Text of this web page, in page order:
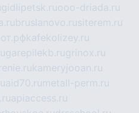
gidlipetsk.ruooo-driada.ru
bruslanovo.rusiterem.ru
kafekolizey.ru
grinox.ru
kameryjooan.ru
aid70.ru metall-perm.ru
apiaccess.ru